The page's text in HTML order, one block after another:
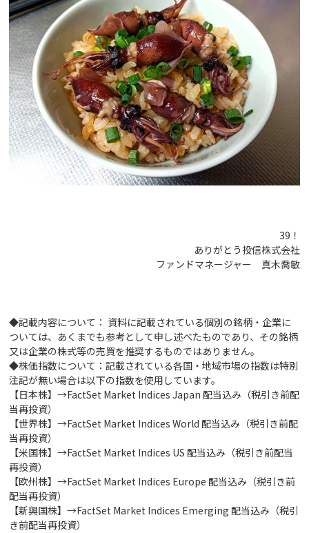
39！
ありがとう投信株式会社
ファンドマネージャー 真木喬敏
◆記載内容について： 資料に記載されている個別の銘柄・企業に
ついては、あくまでも参考として申し述べたものであり、その銘柄
又は企業の株式等の売買を推奨するものではありません。
◆株価指数について：記載されている各国・地域市場の指数は特別
注記が無い場合は以下の指数を使用しています。
【日本株】→FactSet Market Indices Japan 配当込み（税引き前配
当再投資）
【世界株】→FactSet Market Indices World 配当込み（税引き前配
当再投資）
【米国株】→FactSet Market Indices US 配当込み（税引き前配当
再投資）
【欧州株】→FactSet Market Indices Europe 配当込み（税引き前
配当再投資）
【新興国株】→FactSet Market Indices Emerging 配当込み（税引
き前配当再投資）